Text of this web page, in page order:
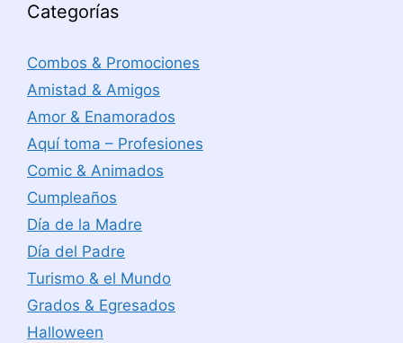
Categorías
Combos & Promociones
Amistad & Amigos
Amor & Enamorados
Aquí toma – Profesiones
Comic & Animados
Cumpleaños
Día de la Madre
Día del Padre
Turismo & el Mundo
Grados & Egresados
Halloween